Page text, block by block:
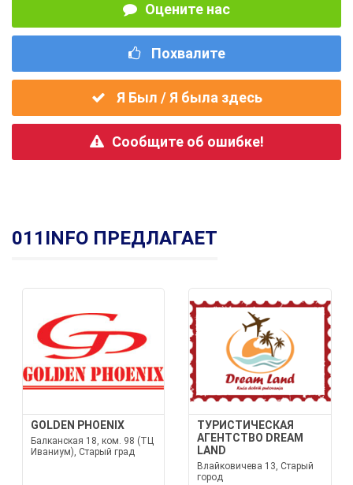
Оцените нас
Похвалите
Я Был / Я была здесь
Сообщите об ошибке!
011INFO ПРЕДЛАГАЕТ
GOLDEN PHOENIX
Балканская 18, ком. 98 (ТЦ
Иваниум), Старый град
ТУРИСТИЧЕСКАЯ
АГЕНТСТВО DREAM
LAND
Влайковичева 13, Старый
город